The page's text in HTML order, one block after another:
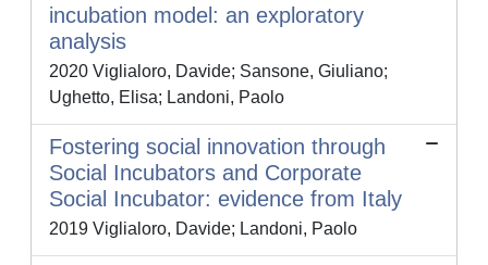
incubation model: an exploratory
analysis
2020 Viglialoro, Davide; Sansone, Giuliano;
Ughetto, Elisa; Landoni, Paolo
Fostering social innovation through
Social Incubators and Corporate
Social Incubator: evidence from Italy
2019 Viglialoro, Davide; Landoni, Paolo